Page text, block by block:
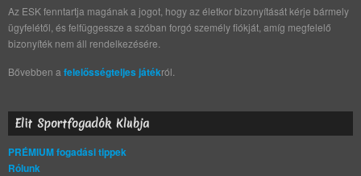
Az ESK fenntartja magának a jogot, hogy az életkor bizonyítását kérje bármely
ügyfelétől, és felfüggessze a szóban forgó személy fiókját, amíg megfelelő
bizonyíték nem áll rendelkezésére.
Bővebben a felelősségteljes játékról.
Elit Sportfogadók Klubja
PRÉMIUM fogadási tippek
Rólunk